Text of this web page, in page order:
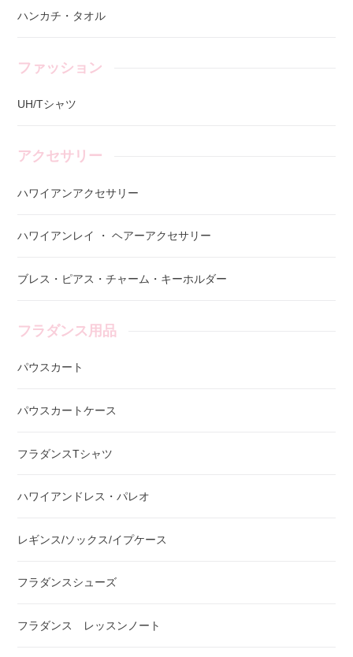
ハンカチ・タオル
ファッション
UH/Tシャツ
アクセサリー
ハワイアンアクセサリー
ハワイアンレイ ・ ヘアーアクセサリー
ブレス・ピアス・チャーム・キーホルダー
フラダンス用品
パウスカート
パウスカートケース
フラダンスTシャツ
ハワイアンドレス・パレオ
レギンス/ソックス/イプケース
フラダンスシューズ
フラダンス レッスンノート